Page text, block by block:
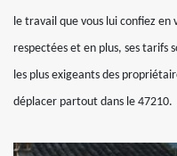
le travail que vous lui confiez en
respectées et en plus, ses tarifs
les plus exigeants des
déplacer partout dans le 47210.